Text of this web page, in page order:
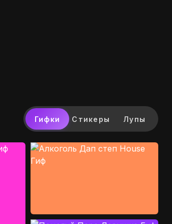
Гифки Стикеры Лупы